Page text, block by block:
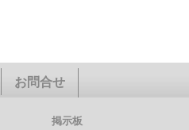
お問合せ
掲示板